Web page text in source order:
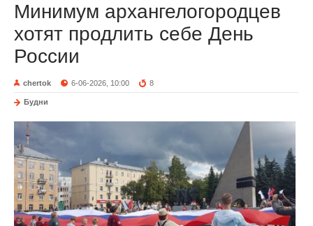
Минимум архангелогородцев
хотят продлить себе День
России
chertok 6-06-2026, 10:00 8
Будни